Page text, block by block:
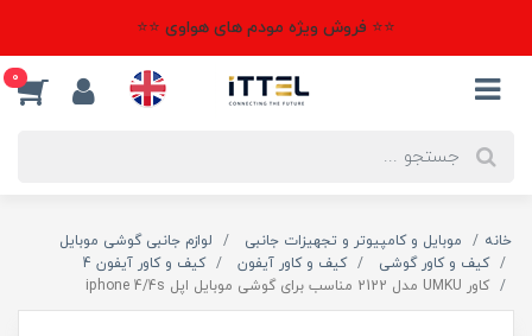
⭐⭐ فروش ویژه مودم های هواوی ⭐⭐
0
خانه موبایل و کامپیوتر و تجهیزات جانبی
لوازم جانبی گوشی موبایل
کیف و کاور گوشی
کیف و کاور آیفون
کیف و کاور آیفون 4
کاور UMKU مدل 2122 مناسب برای گوشی موبایل اپل iphone 4/4s